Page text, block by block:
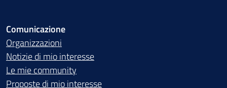
Comunicazione
Organizzazioni
Notizie di mio interesse
Le mie community
Proposte di mio interesse